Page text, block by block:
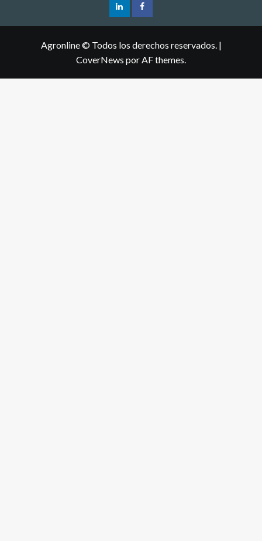
Agronline © Todos los derechos reservados. |
CoverNews por AF themes.